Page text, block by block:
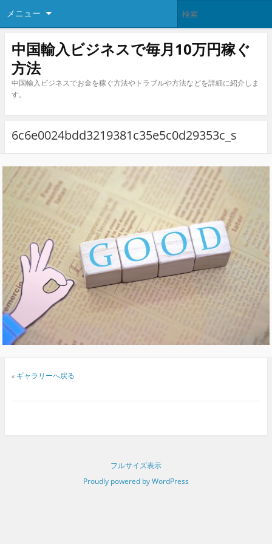
メニュー
中国輸入ビジネスで毎月10万円稼ぐ
方法
中国輸入ビジネスでお金を稼ぐ方法やトラブルや方法などを詳細に紹介しま
す。
6c6e0024bdd3219381c35e5c0d29353c_s
« ギャラリーへ戻る
フルサイズ表示
Proudly powered by WordPress